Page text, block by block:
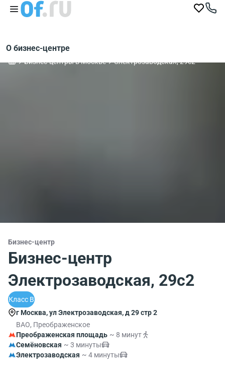
О бизнес-центре
Бизнес-центры в Москве Электрозаводская, 29с2
Бизнес-центр
Бизнес-центр
Электрозаводская, 29с2
Класс B
г Москва, ул Электрозаводская, д 29 стр 2
ВАО, Преображенское
Преображенская площадь ~ 8 минут
Семёновская ~ 3 минуты
Электрозаводская ~ 4 минуты